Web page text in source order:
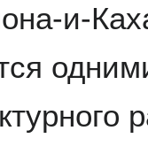
и-